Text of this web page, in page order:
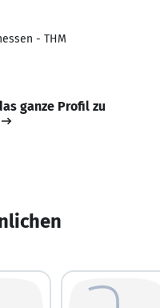
- THM
ganze Profil zu